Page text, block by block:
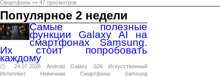
Смартфоны 👀 47 просмотров
Популярное 2 недели
Самые полезные
функции Galaxy AI на
смартфонах Samsung.
Их стоит попробовать
каждому
🕑 24.07.2026 Android Galaxy S26
Искусственный
Интеллект
Новичкам Смартфоны
Samsung